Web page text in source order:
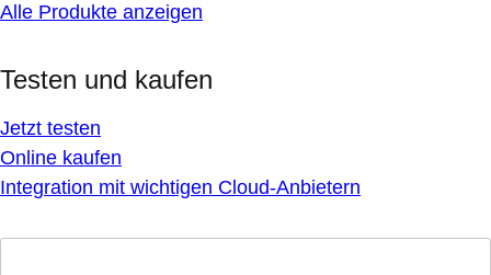
Alle Produkte anzeigen
Testen und kaufen
Jetzt testen
Online kaufen
Integration mit wichtigen Cloud-Anbietern